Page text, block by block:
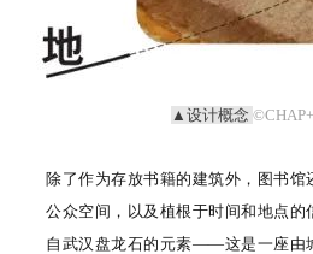
▲设计概念
除了作为存放书籍的建筑外，图书馆
公众空间，以及植根于时间和地点的
自武汉盘龙石的元素——这是一座由